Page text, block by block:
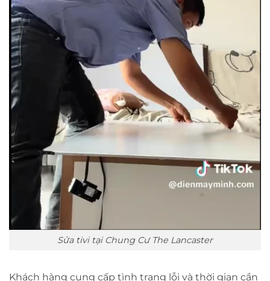
Sửa tivi tại Chung Cư The Lancaster
Khách hàng cung cấp tình trạng lỗi và thời gian cần